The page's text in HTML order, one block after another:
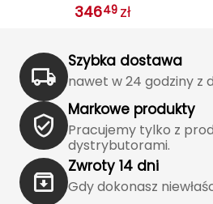
KILLTEC
KONG
Kari Traa
Karpos
biały
34649 zł
Szybka dostawa
nawet w 24 godziny z
Markowe produkty
Pracujemy tylko z
dystrybutorami.
Zwroty 14 dni
Gdy dokonasz